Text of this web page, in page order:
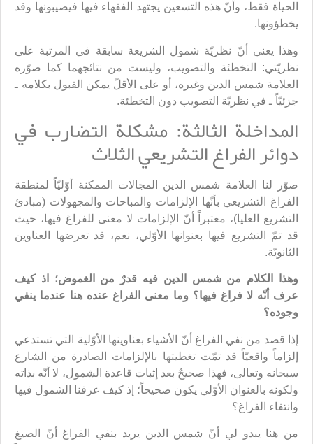
الحياة فقط، وأنّ هذه التسعين يجتهد الفقهاء فيها فيصيبونها وقد
يخطؤونها.
وهذا يعني أنّ نظريّة شمول الشريعة سابقة في المرتبة على
نظريّتي: التخطئة والتصويب، وليست من نتائجهما كما صوّره
العلامة شمس الدين وغيره، أو على الأقلّ يمكن القبول بكلامه ـ
جزئيّاً ـ في نظريّة التصويب دون التخطئة.
المداخلة الثالثة: مشكلة التضارب في
دوائر الفراغ التشريعي الثلاث
صوّر لنا العلامة شمس الدين المجالات الممكنة أوّليّاً لمنطقة
الفراغ التشريعي بأنّها الإلزامات والمباحات والمجهولات (مبادئ
التشريع العليا)، معتبراً أنّ الإلزامات لا معنى للفراغ فيها، حيث
قد تمّ التشريع فيها بعنوانها الأوّلي، نعم، قد تعرضها العناوين
الثانويّة.
وهذا الكلام من شمس الدين فيه قدرٌ من الغموض؛ اذ كيف
عرف أنّه لا فراغ فيها؟ وما معنى الفراغ عنده هنا عندما ينفي
وجوده؟
إذا قصد من نفي الفراغ أنّ الأشياء بعناوينها الأوّلية التي تستدعي
إلزاماً واقعيّاً قد تمّت تغطيتها بالإلزامات الصادرة من الشارع
سبحانه وتعالى، فهذا صحيحٌ بعد إثبات قاعدة الشمول، لا أنّه بذاته
ولكونه بالعنوان الأوّلي يكون صحيحاً؛ إذ كيف عرفنا الشمول فيها
وانتفاء الفراغ؟
من هنا يبدو لي أنّ شمس الدين يريد بنفي الفراغ أنّ الصيغ